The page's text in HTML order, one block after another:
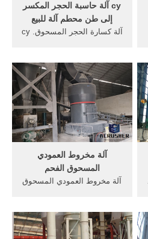
cy آلة حاسبة الحجر المكسر
إلى طن محطم آلة للبيع
آلة كسارة الحجر المسحوق. cy
تشغيل آلة حاسبة الرمل صنع
الحجر المحجر يمكن تقسيم
صانعي الرمال إلى 2pg سلسلة
كسارة الرول و فسي سلسلة
قائمة بذاتها صانع الرمل.
آلة مخروط العمودي
المسحوق الفحم
آلة مخروط العمودي المسحوق
كسارة الفحم آلة الفحم
pulvarizer الفحم المحمول